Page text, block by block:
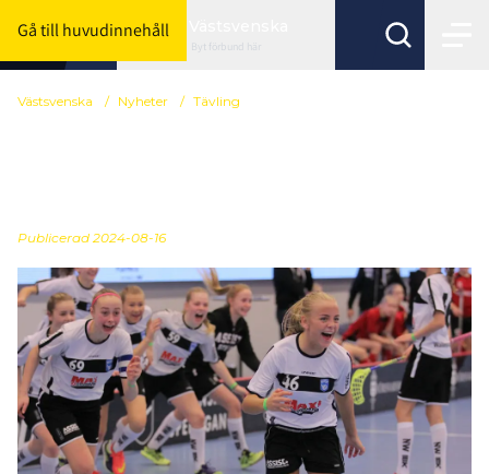
Gå till huvudinnehåll
Byt förbund här
Västsvenska / Nyheter / Tävling
Publicerad 2024-08-16